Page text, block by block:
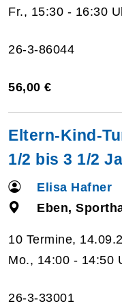
Fr., 15:30 - 16:30
26-3-86044
56,00 €
Eltern-Kind-
1/2 bis 3 1/2
Elisa Hafner
Eben,
10 Termine,
Mo., 14:00 - 14:50
26-3-33001